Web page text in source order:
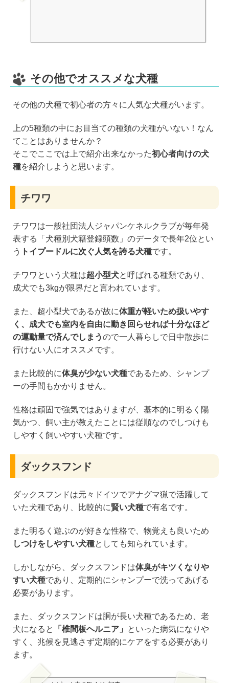
その他でオススメな犬種
その他の犬種で初心者の方々に人気な犬種がいます。
上の5種類の中にお目当ての種類の犬種がいない！なん
てことはありませんか？
そこでここでは上で紹介出来なかった初心者向けの犬
種を紹介しようと思います。
チワワ
チワワは一般社団法人ジャパンケネルクラブが毎年発
表する「犬種別犬籍登録頭数」のデータで長年2位とい
う
トイプードルに次ぐ人気を誇る犬種です。
チワワという犬種は超小型犬と呼ばれる種類であり、
成犬でも3kgが限界だと言われています。
また、超小型犬であるが故に体重が軽いため扱いやす
く、成犬でも室内を自由に動き回らせれば十分なほど
の運動量で済んでしまうので一人暮らしで日中散歩に
行けない人にオススメです。
また比較的に体臭が少ない犬種であるため、シャンプ
ーの手間もかかりません。
性格は頑固で強気ではありますが、基本的に明るく陽
気かつ、飼い主が教えたことには従順なのでしつけも
しやすく飼いやすい犬種です。
ダックスフンド
ダックスフンドは元々ドイツでアナグマ猟で活躍して
いた犬種であり、比較的に賢い犬種で有名です。
また明るく遊ぶのが好きな性格で、物覚えも良いため
しつけをしやすい犬種としても知られています。
しかしながら、ダックスフンドは体臭がキツくなりや
すい犬種であり、定期的にシャンプーで洗ってあげる
必要があります。
また、ダックスフンドは胴が長い犬種であるため、老
犬になると
「椎間板ヘルニア」
といった病気になりや
すく、兆候を見逃さず定期的にケアをする必要があり
ます。